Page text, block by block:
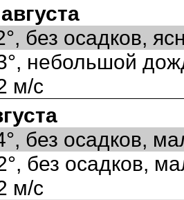
без осадков,
небольшой
м/с
без осадков,
без осадков,
м/с